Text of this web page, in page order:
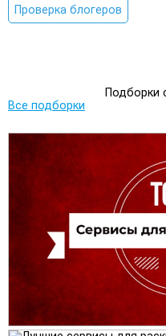
Проверка блогеров
Подборки
Все подборки